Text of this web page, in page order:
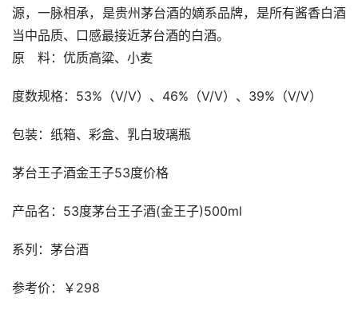
源，一脉相承，是贵州茅台酒的嫡系品牌，是所有酱香白酒
当中品质、口感最接近茅台酒的白酒。
原　料：优质高粱、小麦
度数规格：53%（V/V）、46%（V/V）、39%（V/V）
包装：纸箱、彩盒、乳白玻璃瓶
茅台王子酒金王子53度价格
产品名：53度茅台王子酒(金王子)500ml
系列：茅台酒
参考价：￥298